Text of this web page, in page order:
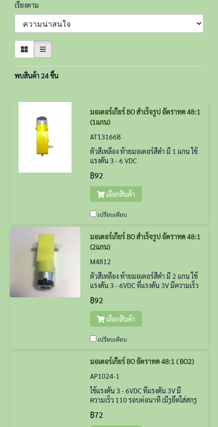
เรียงตาม
พบสินค้า 24 ชิ้น
มอเตอร์เกียร์ BO สำเร็จรูป อัตราทด 48:1
(1แกน)
AT13166B
ตัวสีเหลือง ท้ายมอเตอร์สีดำ มี 1 แกน ใช้
แรงดัน 3 - 6 VDC
฿92
เลือกสินค้า
เปรียบเทียบ
มอเตอร์เกียร์ BO สำเร็จรูป อัตราทด 48:1
(2แกน)
M4812
ตัวสีเหลือง ท้ายมอเตอร์สีดำ มี 2 แกน ใช้
แรงดัน 3 - 6VDC ที่แรงดัน 3V มีความเร็ว
110 รอบต่อนาที
฿92
เลือกสินค้า
เปรียบเทียบ
มอเตอร์เกียร์ BO อัตราทด 48:1 ( BO2)
AP1024-1
ใช้แรงดัน 3 - 6VDC ที่แรงดัน 3V มี
ความเร็ว 110 รอบต่อนาที (มีรูยึดใส่สกรู
ติดกับฉากพลาสติก)
฿72